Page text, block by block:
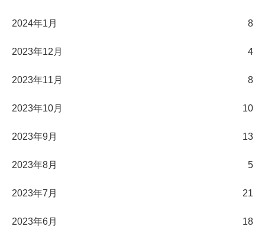
2024年1月 8
2023年12月 4
2023年11月 8
2023年10月 10
2023年9月 13
2023年8月 5
2023年7月 21
2023年6月 18